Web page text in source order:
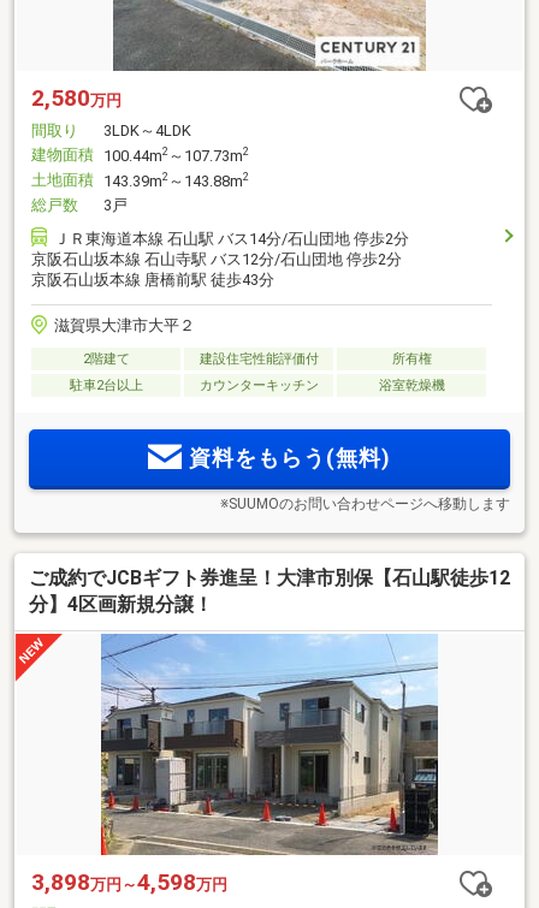
2,580万円
間取り
3LDK～4LDK
建物面積 100.44m2 ～107.73m2
土地面積 143.39m2 ～143.88m2
総戸数
3戸
ＪＲ東海道本線 石山駅 バス14分/石山団地 停歩2分
京阪石山坂本線 石山寺駅 バス12分/石山団地 停歩2分
京阪石山坂本線 唐橋前駅 徒歩43分
滋賀県大津市大平２
2階建て 建設住宅性能評価付
所有権
駐車2台以上
カウンターキッチン 浴室乾燥機
資料をもらう(無料)
※SUUMOのお問い合わせページへ移動します
ご成約でJCBギフト券進呈！大津市別保【石山駅徒歩12
分】4区画新規分譲！
3,898万円～4,598万円